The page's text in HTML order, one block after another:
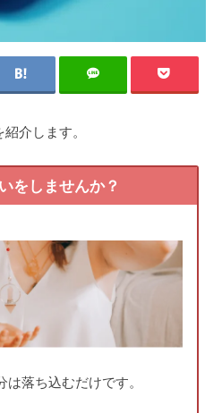
介します。
をしませんか？
落ち込むだけです。